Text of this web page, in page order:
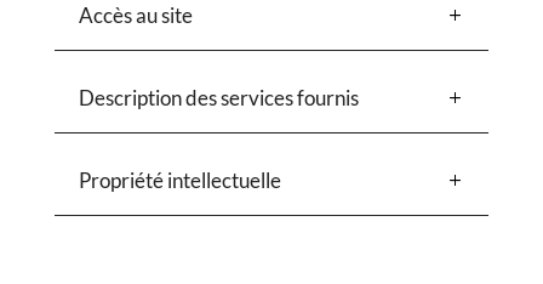
Accès au site
Description des services fournis
Propriété intellectuelle